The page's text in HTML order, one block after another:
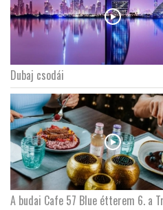
Dubaj csodái
A budai Cafe 57 Blue étterem 6. a